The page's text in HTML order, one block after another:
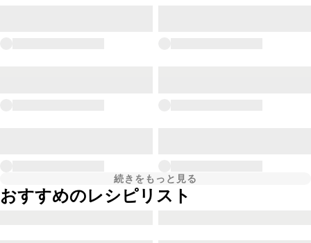
続きをもっと見る
おすすめのレシピリスト